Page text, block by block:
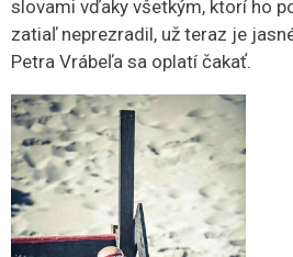
slovami vďaky všetkým, ktorí ho
zatiaľ neprezradil, už teraz je
Petra Vrábeľa sa oplatí čakať.